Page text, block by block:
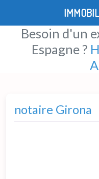
Besoin d'un
Espagne ?
notaire Girona